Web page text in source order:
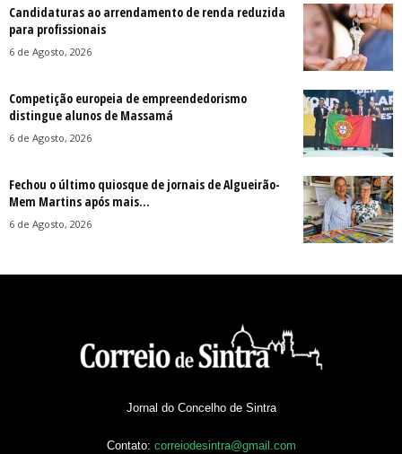
Candidaturas ao arrendamento de renda reduzida
para profissionais
6 de Agosto, 2026
Competição europeia de empreendedorismo
distingue alunos de Massamá
6 de Agosto, 2026
Fechou o último quiosque de jornais de Algueirão-
Mem Martins após mais...
6 de Agosto, 2026
Jornal do Concelho de Sintra
Contato: correiodesintra@gmail.com